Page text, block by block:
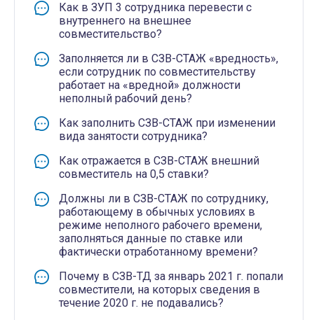
Как в ЗУП 3 сотрудника перевести с
внутреннего на внешнее
совместительство?
Заполняется ли в СЗВ-СТАЖ «вредность»,
если сотрудник по совместительству
работает на «вредной» должности
неполный рабочий день?
Как заполнить СЗВ-СТАЖ при изменении
вида занятости сотрудника?
Как отражается в СЗВ-СТАЖ внешний
совместитель на 0,5 ставки?
Должны ли в СЗВ-СТАЖ по сотруднику,
работающему в обычных условиях в
режиме неполного рабочего времени,
заполняться данные по ставке или
фактически отработанному времени?
Почему в СЗВ-ТД за январь 2021 г. попали
совместители, на которых сведения в
течение 2020 г. не подавались?